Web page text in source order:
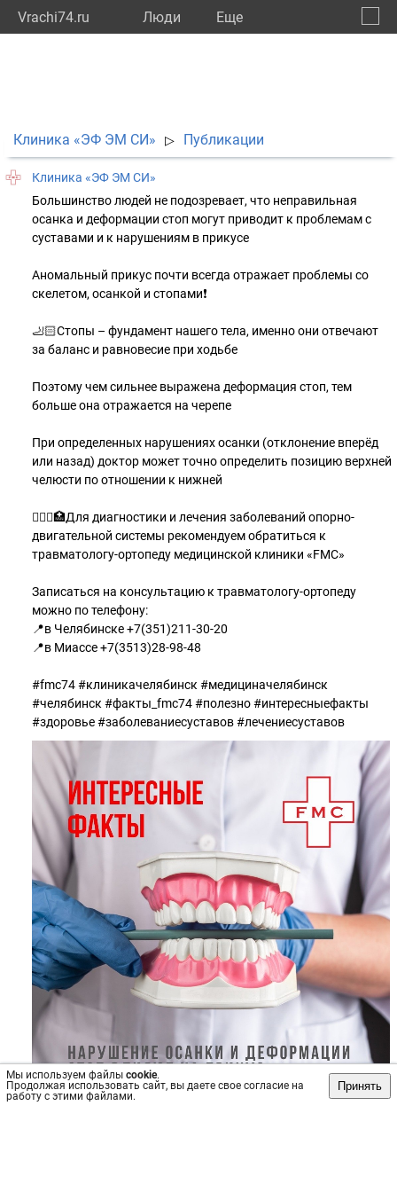
Vrachi74.ru Люди Eще
Мы используем файлы cookie.
Продолжая использовать сайт, вы даете свое согласие на
работу с этими файлами.
Принять
Клиника «ЭФ ЭМ СИ» ▷ Публикации
Клиника «ЭФ ЭМ СИ»
Большинство людей не подозревает, что неправильная
осанка и деформации стоп могут приводит к проблемам с
суставами и к нарушениям в прикусе
Аномальный прикус почти всегда отражает проблемы со
скелетом, осанкой и стопами❗️
🦶🏻Стопы – фундамент нашего тела, именно они отвечают
за баланс и равновесие при ходьбе
Поэтому чем сильнее выражена деформация стоп, тем
больше она отражается на черепе
При определенных нарушениях осанки (отклонение вперёд
или назад) доктор может точно определить позицию верхней
челюсти по отношении к нижней
👨🏼‍⚕️🏥Для диагностики и лечения заболеваний опорно-
двигательной системы рекомендуем обратиться к
травматологу-ортопеду медицинской клиники «FMC»
Записаться на консультацию к травматологу-ортопеду
можно по телефону:⠀
📍в Челябинске +7(351)211-30-20
📍в Миассе +7(3513)28-98-48
#fmc74 #клиникачелябинск #медициначелябинск
#челябинск #факты_fmc74 #полезно #интересныефакты
#здоровье #заболеваниесуставов #лечениесуставов